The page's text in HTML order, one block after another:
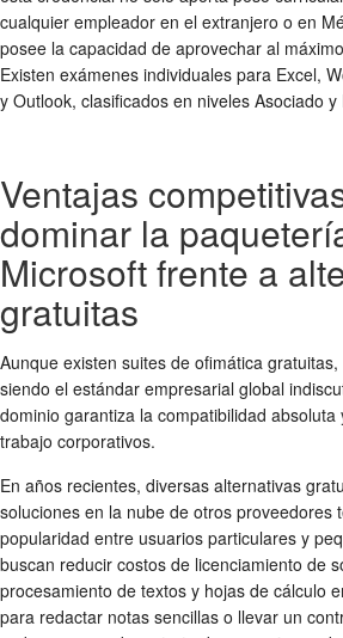
cualquier empleador en el extranjero o en
posee la capacidad de aprovechar al
Existen exámenes individuales para Excel,
y Outlook, clasificados en niveles Asociado y
Ventajas
dominar la
Microsoft frente a
gratuitas
Aunque existen suites de ofimática
siendo el estándar empresarial global
dominio garantiza la compatibilidad
trabajo corporativos.
En años recientes, diversas alternativas
soluciones en la nube de otros proveedores
popularidad entre usuarios particulares y
buscan reducir costos de licenciamiento de
procesamiento de textos y hojas de cálculo
para redactar notas sencillas o llevar un